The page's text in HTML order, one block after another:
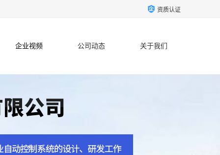
资质认证
企业视频 公司动态 关于我们